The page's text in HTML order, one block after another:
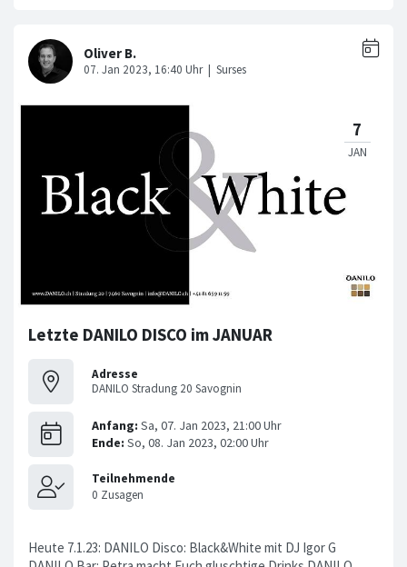
Letzte DANILO DISCO im JANUAR
Adresse
DANILO Stradung 20 Savognin
Heute 7.1.23: DANILO Disco: Black&White mit DJ Igor G